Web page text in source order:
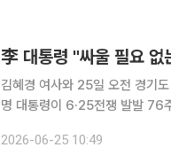
李 대통령 "싸울 필요 없
김혜경 여사와 25일 오전 경기도
명 대통령이 6·25전쟁 발발 76
이 대통령과 김혜경 여사는 25일
2026-06-25 10:49